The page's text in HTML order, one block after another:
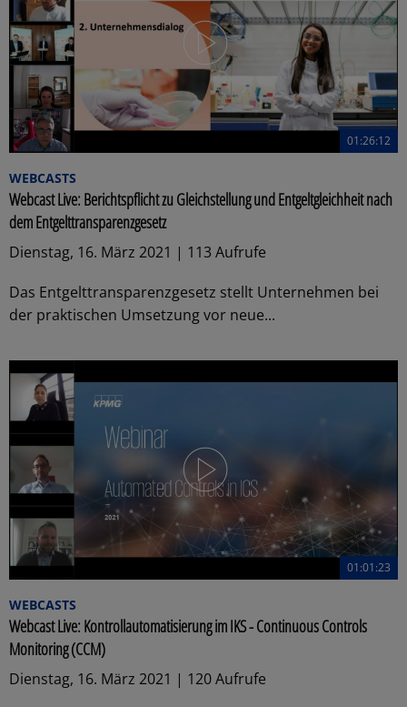
01:26:12
WEBCASTS
Webcast Live: Berichtspflicht zu Gleichstellung und Entgeltgleichheit nach
dem Entgelttransparenzgesetz
Dienstag, 16. März 2021 | 113 Aufrufe
Das Entgelttransparenzgesetz stellt Unternehmen bei
der praktischen Umsetzung vor neue...
01:01:23
WEBCASTS
Webcast Live: Kontrollautomatisierung im IKS - Continuous Controls
Monitoring (CCM)
Dienstag, 16. März 2021 | 120 Aufrufe